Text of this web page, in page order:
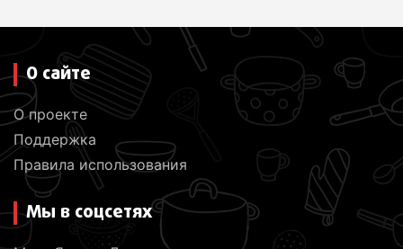
О сайте
О проекте
Поддержка
Правила использования
Мы в соцсетях